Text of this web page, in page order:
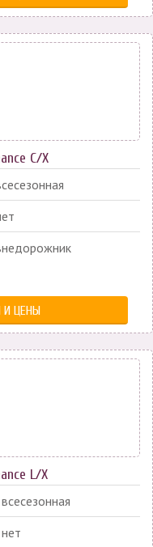
C/X
И ЦЕНЫ
L/X
всесезонная
нет